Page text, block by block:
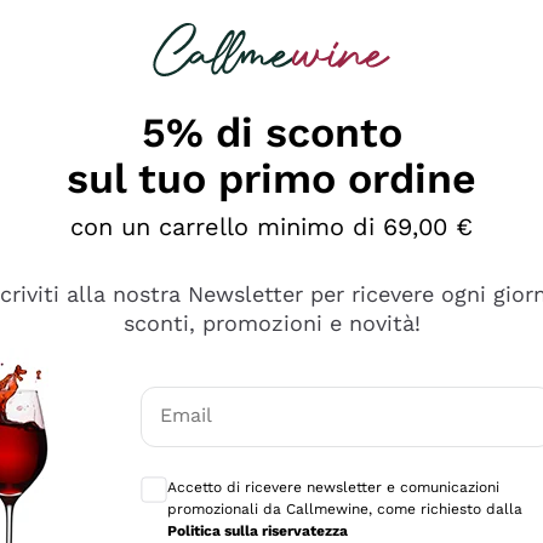
è male ma secondo me ci sono alternative che
5% di sconto
sul tuo primo ordine
con un carrello minimo di 69,00 €
alla nostra Newsletter per ricevere ogni
sconti, promozioni e novità!
Email
Accetto di ricevere newsletter e comunicazioni
promozionali da Callmewine, come richiesto dalla
Politica sulla riservatezza